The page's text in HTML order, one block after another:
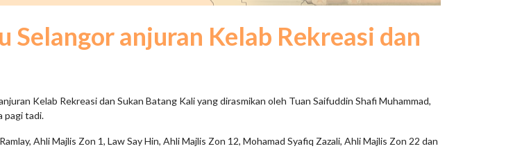
anjuran Kelab Rekreasi dan
Kelab Rekreasi dan Sukan Batang Kali yang dirasmikan oleh Tuan Saifuddin Shafi Muhammad,
pagi tadi.
Ahli Majlis Zon 1, Law Say Hin, Ahli Majlis Zon 12, Mohamad Syafiq Zazali, Ahli Majlis Zon 22 dan